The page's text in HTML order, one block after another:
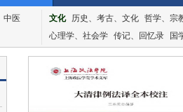
中医
文化 历史、考古、文化 哲学、宗
心理学、社会学 传记、回忆录 国